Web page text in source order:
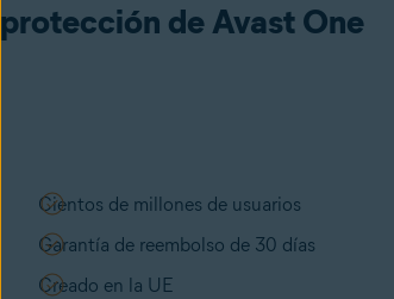
protección de Avast One
Cientos de millones de usuarios
Garantía de reembolso de 30 días
Creado en la UE